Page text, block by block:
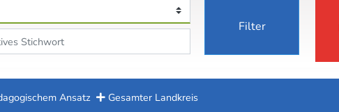
Filter
Ansatz Gesamter Landkreis